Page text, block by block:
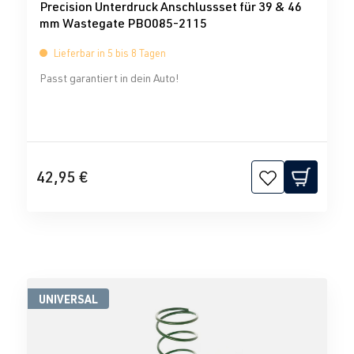
Precision Unterdruck Anschlussset für 39 & 46
mm Wastegate PBO085-2115
Lieferbar in 5 bis 8 Tagen
Passt garantiert in dein Auto!
42,95 €
UNIVERSAL